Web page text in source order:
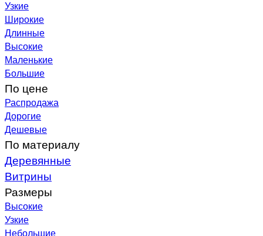
Узкие
Широкие
Длинные
Высокие
Маленькие
Большие
По цене
Распродажа
Дорогие
Дешевые
По материалу
Деревянные
Витрины
Размеры
Высокие
Узкие
Небольшие